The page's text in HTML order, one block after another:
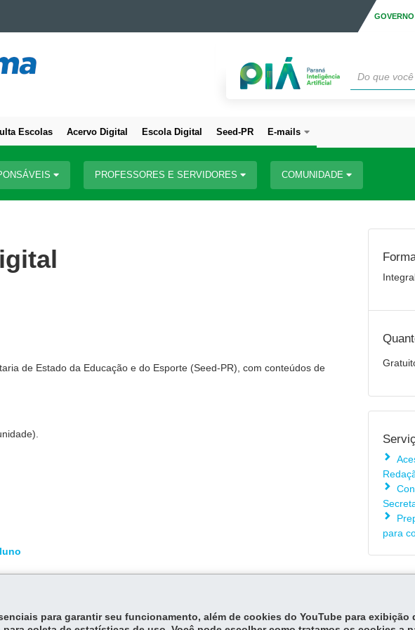
Escolas Acervo Digital Escola Digital Seed-PR E-mails
PROFESSORES E SERVIDORES COMUNIDADE
de Estado da Educação e do Esporte (Seed-PR), com conteúdos de
para
ÓRGÃO
para garantir seu funcionamento, além de cookies do YouTube para exibição